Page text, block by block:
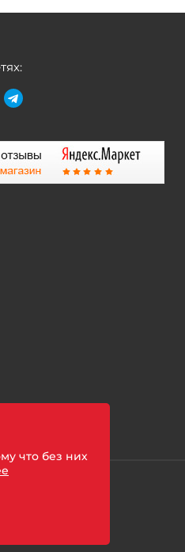
данных
что без них